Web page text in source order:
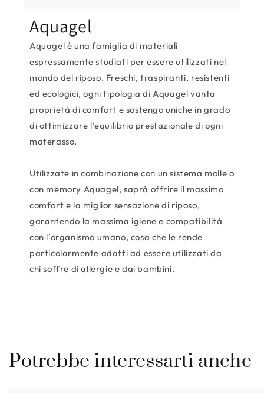
Aquagel
Aquagel è una famiglia di materiali
espressamente studiati per essere utilizzati nel
mondo del riposo. Freschi, traspiranti, resistenti
ed ecologici, ogni tipologia di Aquagel vanta
proprietà di comfort e sostengo uniche in grado
di ottimizzare l’equilibrio prestazionale di ogni
materasso.
Utilizzate in combinazione con un sistema molle o
con memory Aquagel, saprà offrire il massimo
comfort e la miglior sensazione di riposo,
garantendo la massima igiene e compatibilità
con l’organismo umano, cosa che le rende
particolarmente adatti ad essere utilizzati da
chi soffre di allergie e dai bambini.
Potrebbe interessarti anche